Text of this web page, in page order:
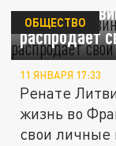
Рената
распродаёт
ОБЩЕСТВО
11 ЯНВАРЯ 17:33
Ренате
жизнь во
свои личные